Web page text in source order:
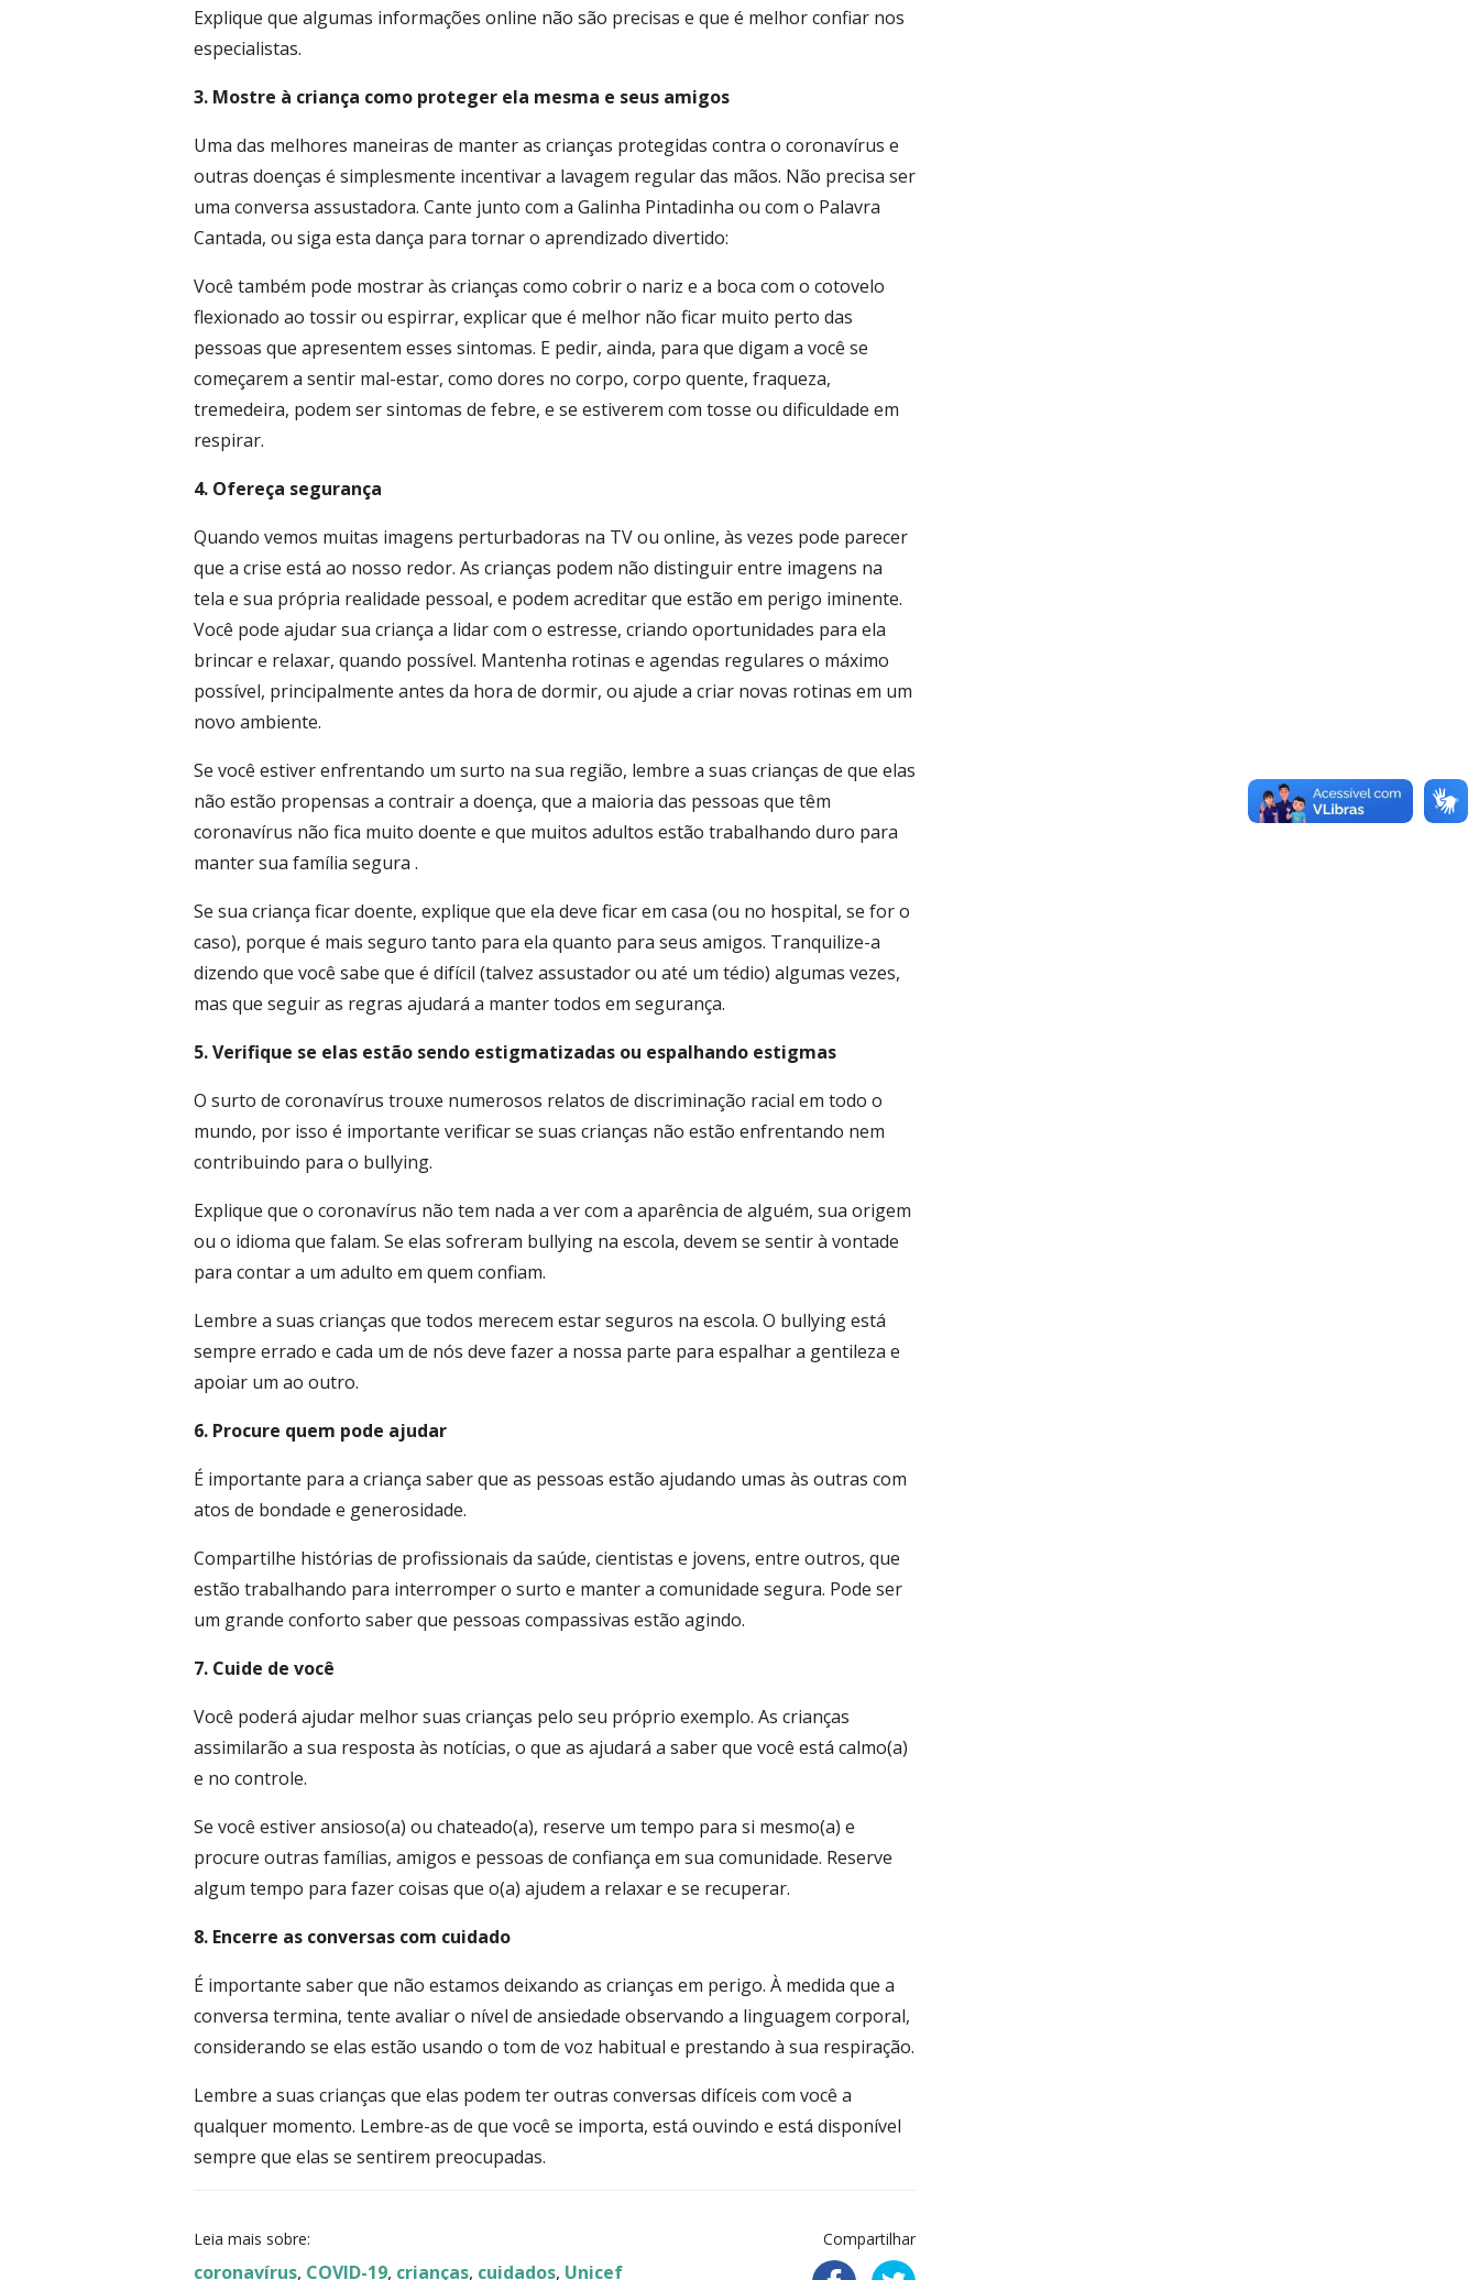
Explique que algumas informações online não são precisas e que é melhor confiar nos
especialistas.
3. Mostre à criança como proteger ela mesma e seus amigos
Uma das melhores maneiras de manter as crianças protegidas contra o coronavírus e
outras doenças é simplesmente incentivar a lavagem regular das mãos. Não precisa ser
uma conversa assustadora. Cante junto com a Galinha Pintadinha ou com o Palavra
Cantada, ou siga esta dança para tornar o aprendizado divertido:
Você também pode mostrar às crianças como cobrir o nariz e a boca com o cotovelo
flexionado ao tossir ou espirrar, explicar que é melhor não ficar muito perto das
pessoas que apresentem esses sintomas. E pedir, ainda, para que digam a você se
começarem a sentir mal-estar, como dores no corpo, corpo quente, fraqueza,
tremedeira, podem ser sintomas de febre, e se estiverem com tosse ou dificuldade em
respirar.
4. Ofereça segurança
Quando vemos muitas imagens perturbadoras na TV ou online, às vezes pode parecer
que a crise está ao nosso redor. As crianças podem não distinguir entre imagens na
tela e sua própria realidade pessoal, e podem acreditar que estão em perigo iminente.
Você pode ajudar sua criança a lidar com o estresse, criando oportunidades para ela
brincar e relaxar, quando possível. Mantenha rotinas e agendas regulares o máximo
possível, principalmente antes da hora de dormir, ou ajude a criar novas rotinas em um
novo ambiente.
Se você estiver enfrentando um surto na sua região, lembre a suas crianças de que elas
não estão propensas a contrair a doença, que a maioria das pessoas que têm
coronavírus não fica muito doente e que muitos adultos estão trabalhando duro para
manter sua família segura .
Se sua criança ficar doente, explique que ela deve ficar em casa (ou no hospital, se for o
caso), porque é mais seguro tanto para ela quanto para seus amigos. Tranquilize-a
dizendo que você sabe que é difícil (talvez assustador ou até um tédio) algumas vezes,
mas que seguir as regras ajudará a manter todos em segurança.
5. Verifique se elas estão sendo estigmatizadas ou espalhando estigmas
O surto de coronavírus trouxe numerosos relatos de discriminação racial em todo o
mundo, por isso é importante verificar se suas crianças não estão enfrentando nem
contribuindo para o bullying.
Explique que o coronavírus não tem nada a ver com a aparência de alguém, sua origem
ou o idioma que falam. Se elas sofreram bullying na escola, devem se sentir à vontade
para contar a um adulto em quem confiam.
Lembre a suas crianças que todos merecem estar seguros na escola. O bullying está
sempre errado e cada um de nós deve fazer a nossa parte para espalhar a gentileza e
apoiar um ao outro.
6. Procure quem pode ajudar
É importante para a criança saber que as pessoas estão ajudando umas às outras com
atos de bondade e generosidade.
Compartilhe histórias de profissionais da saúde, cientistas e jovens, entre outros, que
estão trabalhando para interromper o surto e manter a comunidade segura. Pode ser
um grande conforto saber que pessoas compassivas estão agindo.
7. Cuide de você
Você poderá ajudar melhor suas crianças pelo seu próprio exemplo. As crianças
assimilarão a sua resposta às notícias, o que as ajudará a saber que você está calmo(a)
e no controle.
Se você estiver ansioso(a) ou chateado(a), reserve um tempo para si mesmo(a) e
procure outras famílias, amigos e pessoas de confiança em sua comunidade. Reserve
algum tempo para fazer coisas que o(a) ajudem a relaxar e se recuperar.
8. Encerre as conversas com cuidado
É importante saber que não estamos deixando as crianças em perigo. À medida que a
conversa termina, tente avaliar o nível de ansiedade observando a linguagem corporal,
considerando se elas estão usando o tom de voz habitual e prestando à sua respiração.
Lembre a suas crianças que elas podem ter outras conversas difíceis com você a
qualquer momento. Lembre-as de que você se importa, está ouvindo e está disponível
sempre que elas se sentirem preocupadas.
Leia mais sobre:
coronavírus, COVID-19, crianças, cuidados, Unicef
Compartilhar